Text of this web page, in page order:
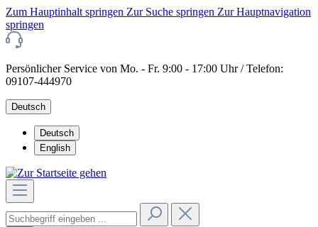
Zum Hauptinhalt springen Zur Suche springen Zur Hauptnavigation
springen
Persönlicher Service von Mo. - Fr. 9:00 - 17:00 Uhr / Telefon:
09107-444970
Deutsch
Deutsch
English